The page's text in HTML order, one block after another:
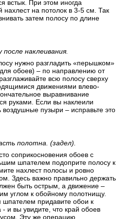
встык. При этом иногда
нахлест на потолок в 3-5 см. Так
затем полосу по длине
наклеивания.
нужно разгладить «перышком»
обоев) – по направлению от
всю полосу сверху
движениями влево-
выравнивание
руками. Если вы наклеили
пузыри – исправьте это
полотна. (задел).
соприкосновения обоев с
шпателем подоприте полосу к
нахлест полосы и ровно
Здесь важно правильно держать
быть острым, а движение –
углом к обойному полотнищу.
шпателем придавите обои к
и вы увидите, что край обоев
Эту же операцию